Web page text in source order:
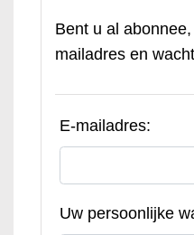
Bent u al
mailadres en
E-mailadres:
Uw persoonlijke